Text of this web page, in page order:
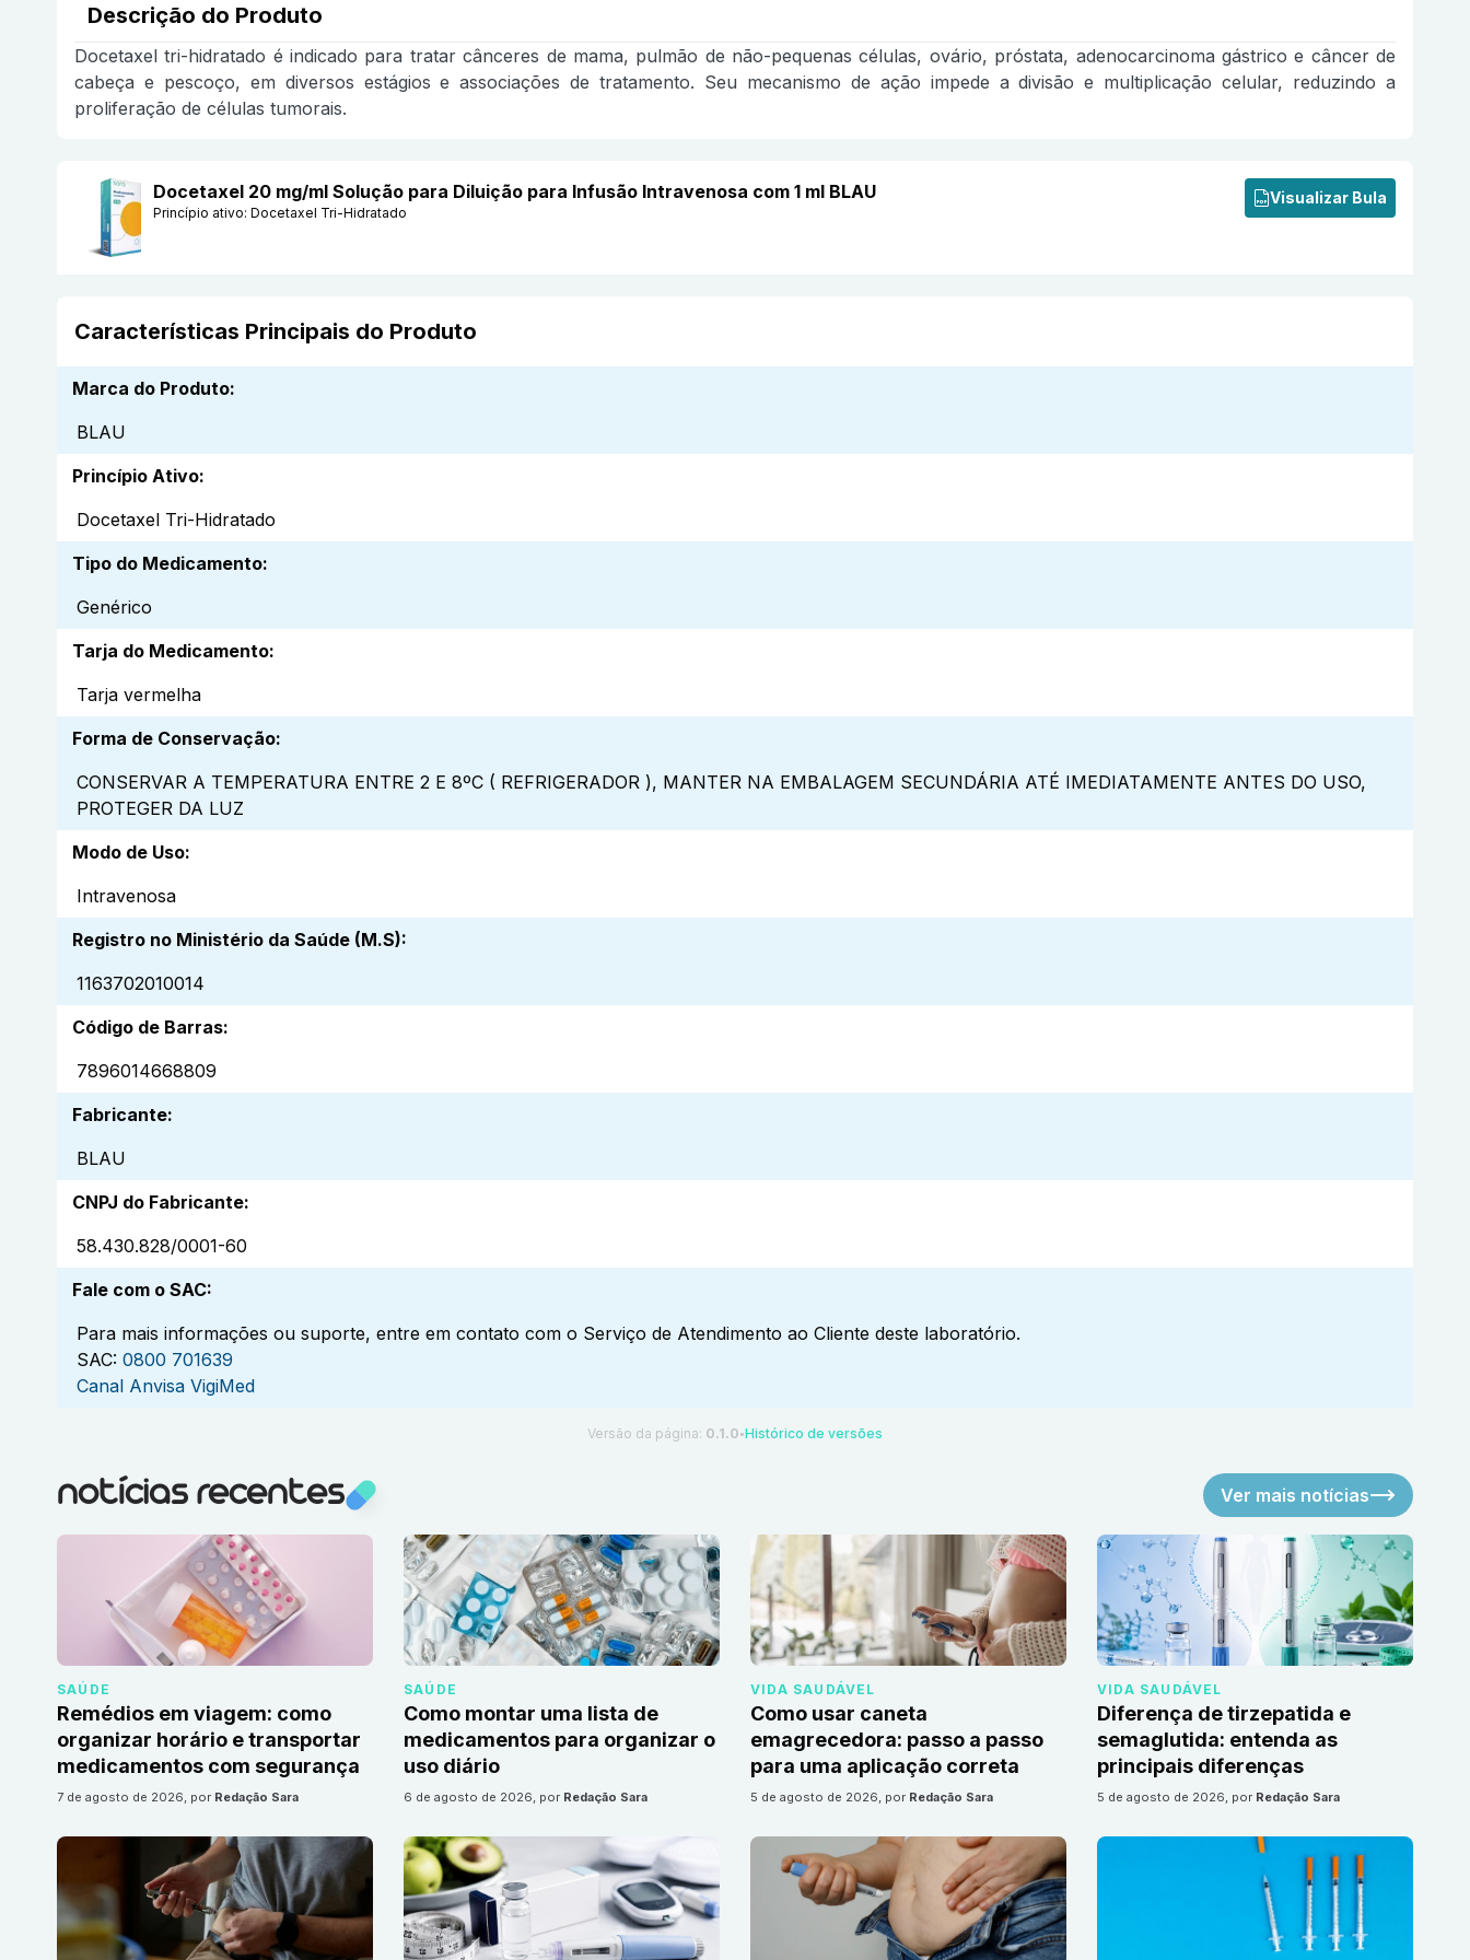
Descrição do Produto
Docetaxel tri-hidratado é indicado para tratar cânceres de mama, pulmão de não-pequenas células, ovário, próstata, adenocarcinoma gástrico e câncer de
cabeça e pescoço, em diversos estágios e associações de tratamento. Seu mecanismo de ação impede a divisão e multiplicação celular, reduzindo a
proliferação de células tumorais.
Docetaxel 20 mg/ml Solução para Diluição para Infusão Intravenosa com 1 ml BLAU
Princípio ativo: Docetaxel Tri-Hidratado
Visualizar Bula
Características Principais do Produto
Marca do Produto:
BLAU
Princípio Ativo:
Docetaxel Tri-Hidratado
Tipo do Medicamento:
Genérico
Tarja do Medicamento:
Tarja vermelha
Forma de Conservação:
CONSERVAR A TEMPERATURA ENTRE 2 E 8ºC ( REFRIGERADOR ), MANTER NA EMBALAGEM SECUNDÁRIA ATÉ IMEDIATAMENTE ANTES DO USO,
PROTEGER DA LUZ
Modo de Uso:
Intravenosa
Registro no Ministério da Saúde (M.S):
1163702010014
Código de Barras:
7896014668809
Fabricante:
BLAU
CNPJ do Fabricante:
58.430.828/0001-60
Fale com o SAC:
Para mais informações ou suporte, entre em contato com o Serviço de Atendimento ao Cliente deste laboratório.
SAC: 0800 701639
Canal Anvisa VigiMed
Versão da página: 0.1.0 ●Histórico de versões
notícias recentes Ver mais notícias
SAÚDE
Remédios em viagem: como
organizar horário e transportar
medicamentos com segurança
7 de agosto de 2026, por Redação Sara
SAÚDE
Como montar uma lista de
medicamentos para organizar o
uso diário
6 de agosto de 2026, por Redação Sara
VIDA SAUDÁVEL
Como usar caneta
emagrecedora: passo a passo
para uma aplicação correta
5 de agosto de 2026, por Redação Sara
VIDA SAUDÁVEL
Diferença de tirzepatida e
semaglutida: entenda as
principais diferenças
5 de agosto de 2026, por Redação Sara